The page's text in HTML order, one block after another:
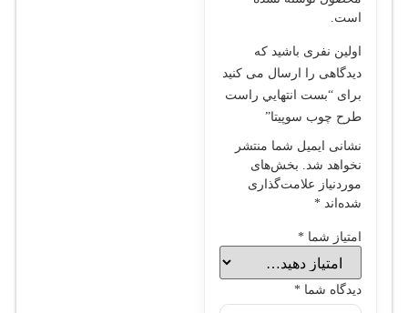
است.
اولین نفری باشید که
دیدگاهی را ارسال می کنید
برای “بست انتهايي راست
طرح چوب سوپيتا”
نشانی ایمیل شما منتشر
نخواهد شد. بخش‌های
موردنیاز علامت‌گذاری
شده‌اند *
امتیاز شما *
دیدگاه شما *